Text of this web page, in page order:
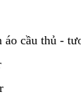
áo cầu thủ -